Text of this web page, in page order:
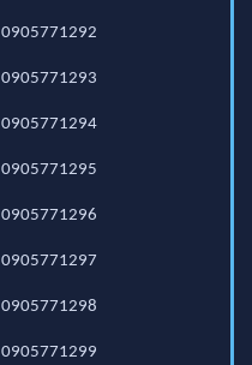
0905771292
0905771293
0905771294
0905771295
0905771296
0905771297
0905771298
0905771299